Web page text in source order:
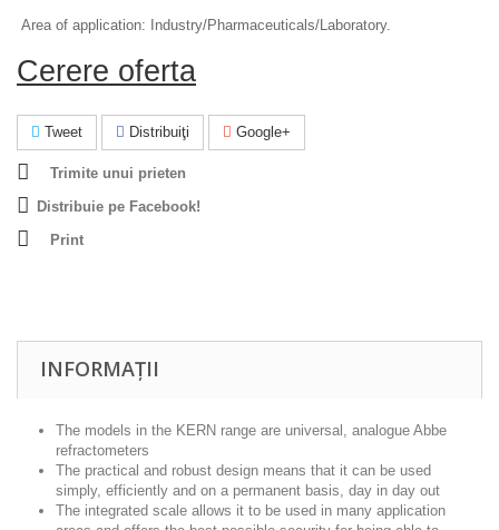
Area of application: Industry/Pharmaceuticals/Laboratory.
Cerere oferta
Tweet Distribuiţi Google+
Trimite unui prieten
Distribuie pe Facebook!
Print
INFORMAȚII
The models in the KERN range are universal, analogue Abbe
refractometers
The practical and robust design means that it can be used
simply, efficiently and on a permanent basis, day in day out
The integrated scale allows it to be used in many application